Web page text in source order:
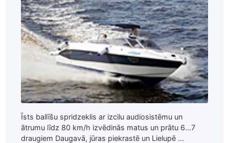
Īsts ballīšu spridzeklis ar izcilu audiosistēmu un
ātrumu līdz 80 km/h izvēdinās matus un prātu 6...7
draugiem Daugavā, jūras piekrastē un Lielupē ...